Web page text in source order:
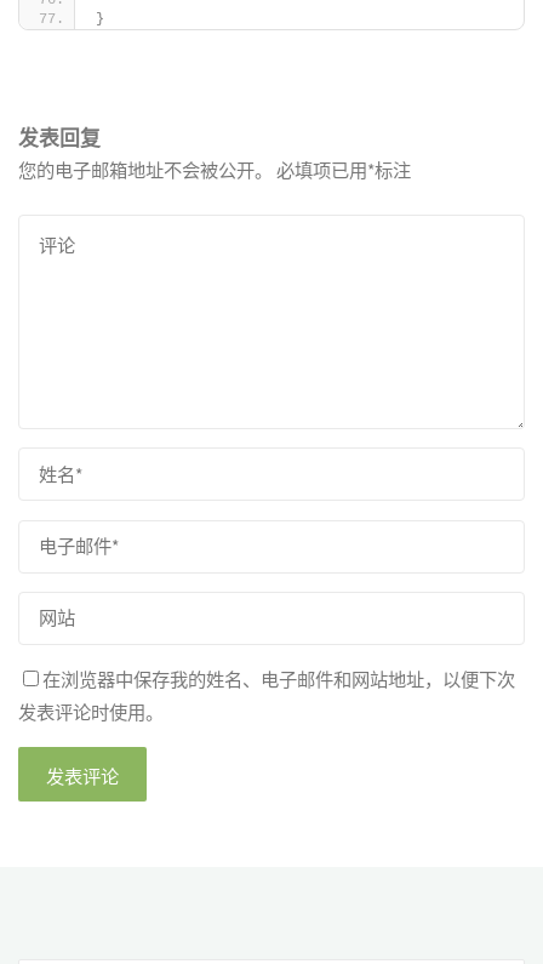
}
发表回复
您的电子邮箱地址不会被公开。 必填项已用*标注
在浏览器中保存我的姓名、电子邮件和网站地址，以便下次
发表评论时使用。